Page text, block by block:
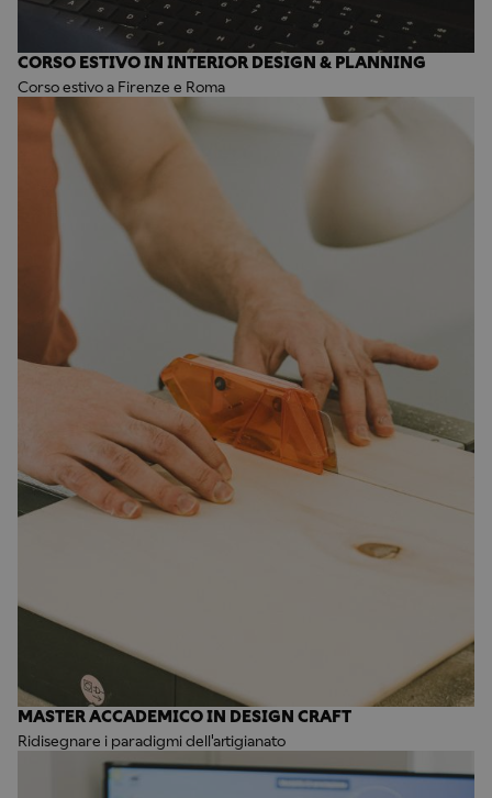
CORSO ESTIVO IN INTERIOR DESIGN & PLANNING
Corso estivo a Firenze e Roma
MASTER ACCADEMICO IN DESIGN CRAFT
Ridisegnare i paradigmi dell'artigianato